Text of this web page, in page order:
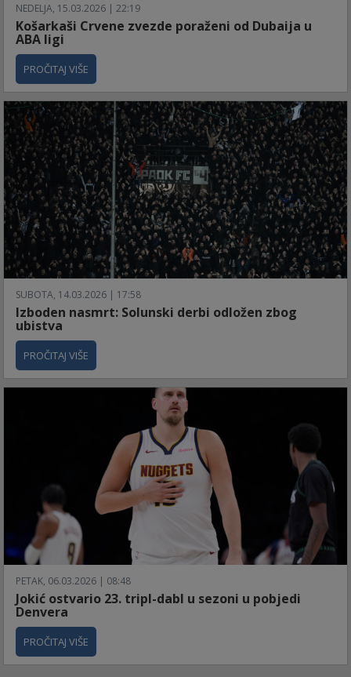
NEDELJA, 15.03.2026 | 22:19
Košarkaši Crvene zvezde poraženi od Dubaija u
ABA ligi
PROČITAJ VIŠE
SUBOTA, 14.03.2026 | 17:58
Izboden nasmrt: Solunski derbi odložen zbog
ubistva
PROČITAJ VIŠE
PETAK, 06.03.2026 | 08:48
Jokić ostvario 23. tripl-dabl u sezoni u pobjedi
Denvera
PROČITAJ VIŠE